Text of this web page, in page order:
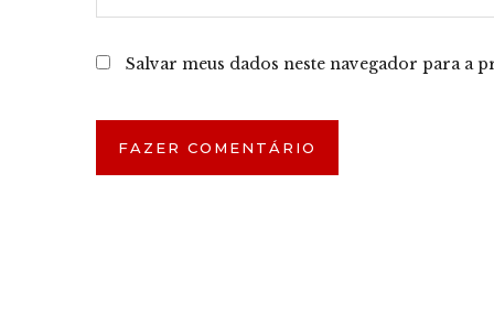
Salvar meus dados neste navegador para a